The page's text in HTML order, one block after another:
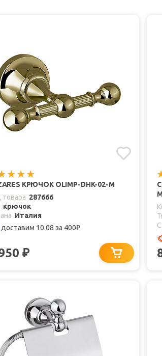
КРЮЧОК OLIMP-DHK-02-M
товара 287666
крючок
Италия
доставим 10.08 за 400₽
₽